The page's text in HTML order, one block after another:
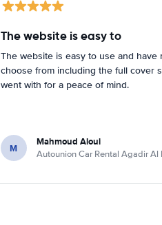
The website is easy to
The website is easy to use and have
choose from including the full cover
went with for a peace of mind.
M Mahmoud Aloui
Autounion Car Rental Agadir Al